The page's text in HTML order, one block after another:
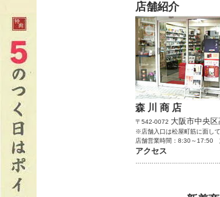
店舗紹介
森 川 商 店
〒542-0072 大阪市中央
※店舗入口は松屋町筋に面し
店舗営業時間：8:30～17:50
アクセス